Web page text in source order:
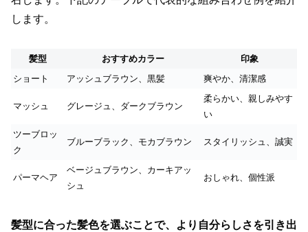
します。
髪型 おすすめカラー
印象
ショート
アッシュブラウン、黒髪 爽やか、清潔感
マッシュ グレージュ、ダークブラウン
柔らかい、親しみやす
い
ツーブロッ
ク
ブルーブラック、モカブラウン スタイリッシュ、誠実
パーマヘア
ベージュブラウン、カーキアッ
シュ
おしゃれ、個性派
髪型に合った髪色を選ぶことで、より自分らしさを引き出